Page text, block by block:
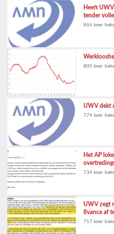
Heeft
tender
866 keer
800 keer
UWV dekt
774 keer
Het AP
734 keer
UWV zegt
8vance af
717 keer